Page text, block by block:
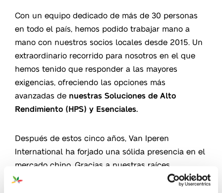
Con un equipo dedicado de más de 30 personas
en todo el país, hemos podido trabajar mano a
mano con nuestros socios locales desde 2015. Un
extraordinario recorrido para nosotros en el que
hemos tenido que responder a las mayores
exigencias, ofreciendo las opciones más
avanzadas de nuestras Soluciones de Alto
Rendimiento (HPS) y Esenciales.
Después de estos cinco años, Van Iperen
International ha forjado una sólida presencia en el
mercado chino. Gracias a nuestras raíces
holandesas, ocupamos una destacada posición en